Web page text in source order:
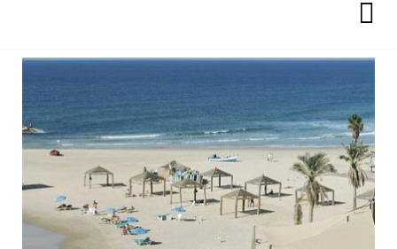
Номер телефона*
Дата заезда